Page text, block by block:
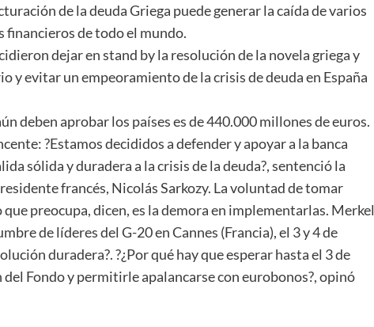
de la deuda Griega puede generar la caída de varios
financieros de todo el mundo.
dejar en stand by la resolución de la novela griega y
y evitar un empeoramiento de la crisis de deuda en España
deben aprobar los países es de 440.000 millones de euros.
?Estamos decididos a defender y apoyar a la banca
sólida y duradera a la crisis de la deuda?, sentenció la
francés, Nicolás Sarkozy. La voluntad de tomar
preocupa, dicen, es la demora en implementarlas. Merkel
de líderes del G-20 en Cannes (Francia), el 3 y 4 de
duradera?. ?¿Por qué hay que esperar hasta el 3 de
Fondo y permitirle apalancarse con eurobonos?, opinó